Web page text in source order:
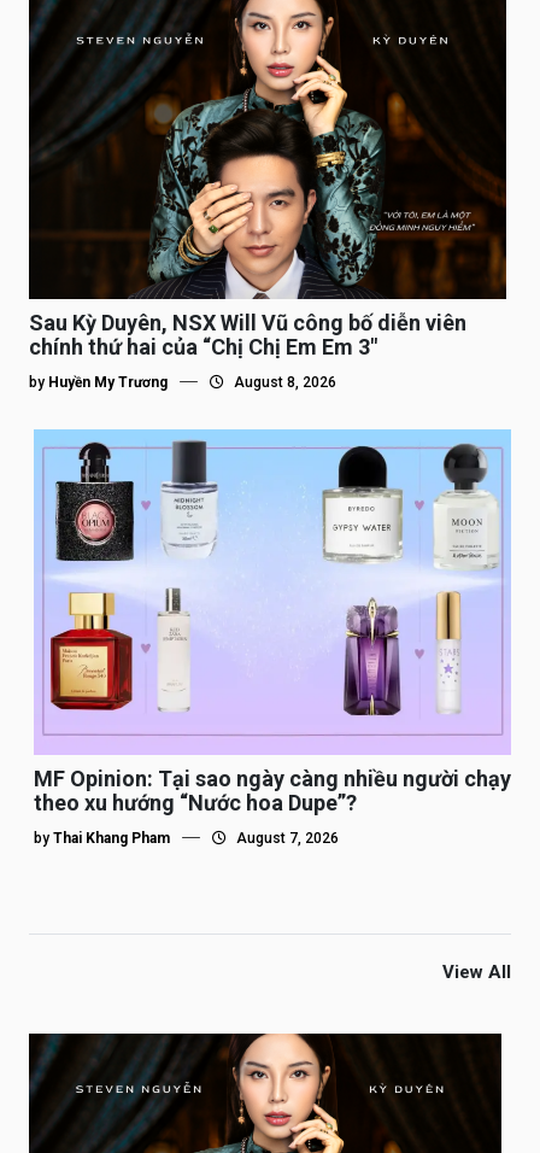
Sau Kỳ Duyên, NSX Will Vũ công bố diễn viên
chính thứ hai của “Chị Chị Em Em 3″
by Huyền My Trương August 8, 2026
MF Opinion: Tại sao ngày càng nhiều người chạy
theo xu hướng “Nước hoa Dupe”?
by Thai Khang Pham August 7, 2026
View All